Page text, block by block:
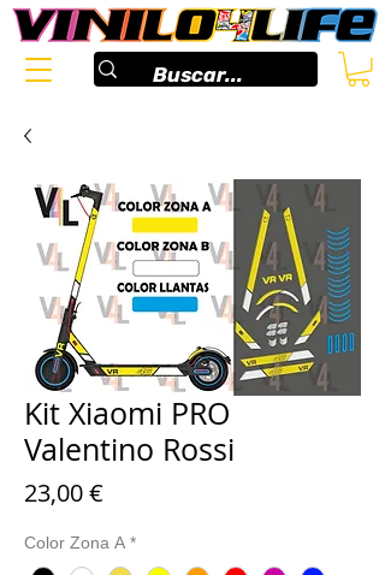
Kit Xiaomi PRO
Valentino Rossi
23,00 €
Color Zona A *